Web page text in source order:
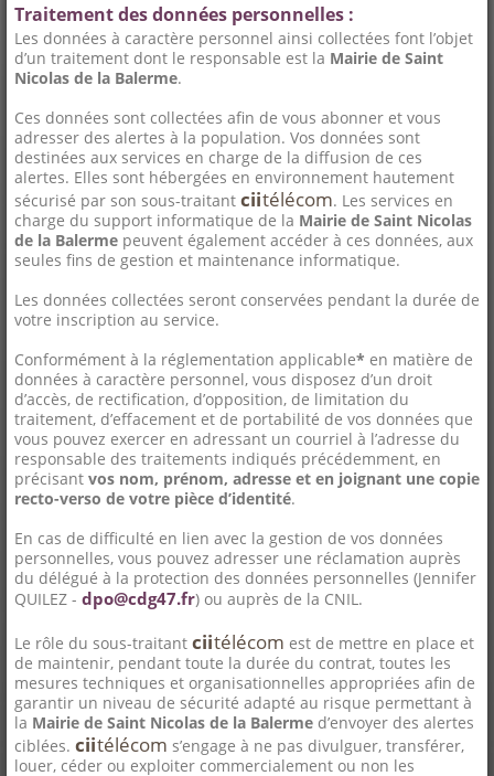
Traitement des données personnelles :
Les données à caractère personnel ainsi collectées font l’objet
d’un traitement dont le responsable est la Mairie de Saint
Nicolas de la Balerme.
Ces données sont collectées afin de vous abonner et vous
adresser des alertes à la population. Vos données sont
destinées aux services en charge de la diffusion de ces
alertes. Elles sont hébergées en environnement hautement
sécurisé par son sous-traitant ciitélécom. Les services en
charge du support informatique de la Mairie de Saint Nicolas
de la Balermepeuvent également accéder à ces données, aux
seules fins de gestion et maintenance informatique.
Les données collectées seront conservées pendant la durée de
votre inscription au service.
Conformément à la réglementation applicable* en matière de
données à caractère personnel, vous disposez d’un droit
d’accès, de rectification, d’opposition, de limitation du
traitement, d’effacement et de portabilité de vos données que
vous pouvez exercer en adressant un courriel à l’adresse du
responsable des traitements indiqués précédemment, en
précisant vos nom, prénom, adresse et en joignant une copie
recto-verso de votre pièce d’identité.
En cas de difficulté en lien avec la gestion de vos données
personnelles, vous pouvez adresser une réclamation auprès
du délégué à la protection des données personnelles (Jennifer
QUILEZ - dpo@cdg47.fr) ou auprès de la CNIL.
Le rôle du sous-traitant ciitélécom est de mettre en place et
de maintenir, pendant toute la durée du contrat, toutes les
mesures techniques et organisationnelles appropriées afin de
garantir un niveau de sécurité adapté au risque permettant à
la Mairie de Saint Nicolas de la Balermed’envoyer des alertes
ciblées. ciitélécom s’engage à ne pas divulguer, transférer,
louer, céder ou exploiter commercialement ou non les